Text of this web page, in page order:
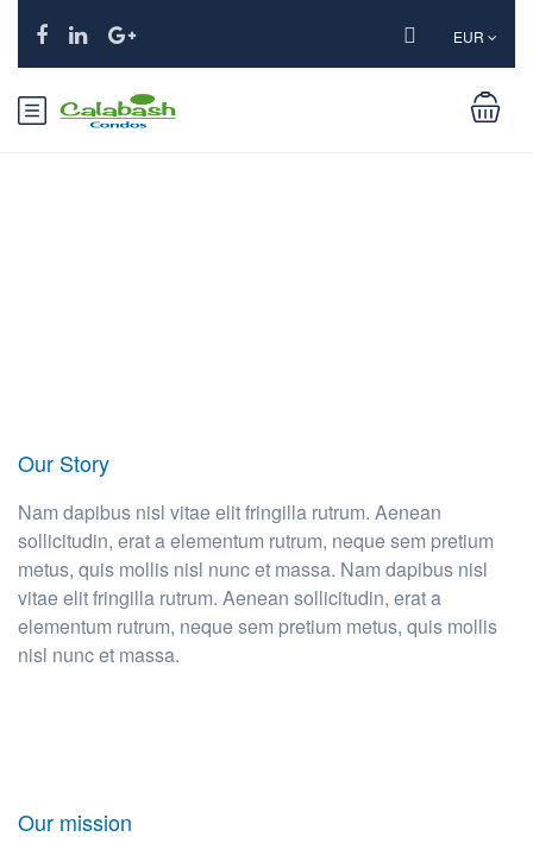
EUR
Our Story
Nam dapibus nisl vitae elit fringilla rutrum. Aenean
sollicitudin, erat a elementum rutrum, neque sem pretium
metus, quis mollis nisl nunc et massa. Nam dapibus nisl
vitae elit fringilla rutrum. Aenean sollicitudin, erat a
elementum rutrum, neque sem pretium metus, quis mollis
nisl nunc et massa.
Our mission